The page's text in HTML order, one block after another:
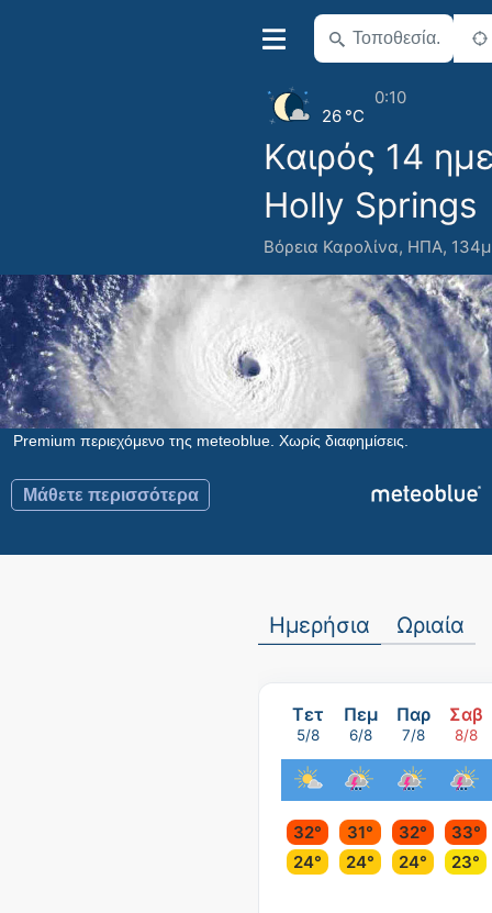
Καιρός 14
Holly Springs
Βόρεια Καρολίνα, ΗΠΑ,
26 °C
0:10
Ημερήσια Ωριαία
Τετ Πεμ Παρ Σαβ
5/8 6/8 7/8 8/8
32° 31° 32°
33°
24°
24° 24° 23°